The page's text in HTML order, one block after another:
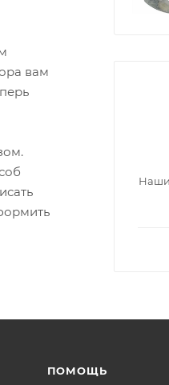
вам
Наши
ПОМОЩЬ